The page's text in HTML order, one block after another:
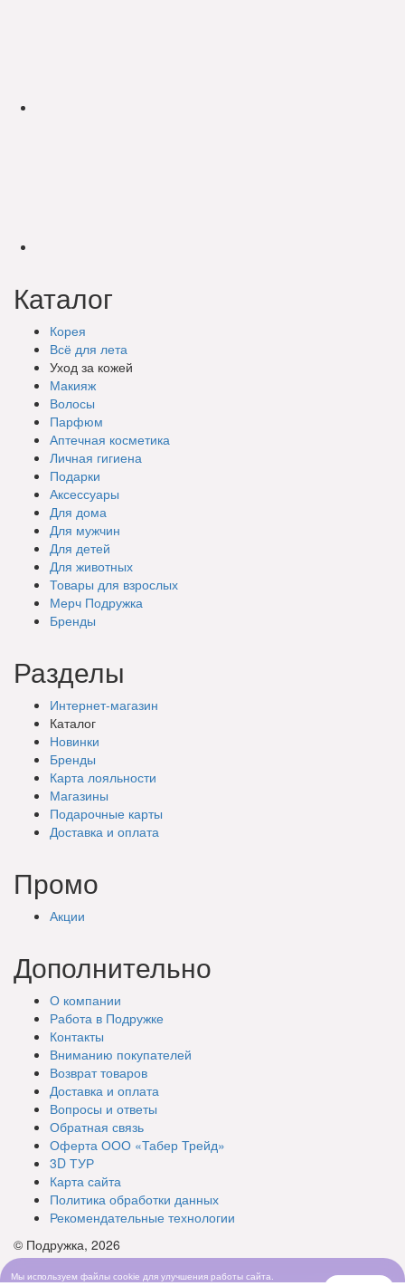
Каталог
Корея
Всё для лета
Уход за кожей
Макияж
Волосы
Парфюм
Аптечная косметика
Личная гигиена
Подарки
Аксессуары
Для дома
Для мужчин
Для детей
Для животных
Товары для взрослых
Мерч Подружка
Бренды
Разделы
Интернет-магазин
Каталог
Новинки
Бренды
Карта лояльности
Магазины
Подарочные карты
Доставка и оплата
Промо
Акции
Дополнительно
О компании
Работа в Подружке
Контакты
Вниманию покупателей
Возврат товаров
Доставка и оплата
Вопросы и ответы
Обратная связь
Оферта ООО «Табер Трейд»
3D ТУР
Карта сайта
Политика обработки данных
Рекомендательные технологии
© Подружка, 2026
Мы используем файлы cookie для улучшения работы сайта.